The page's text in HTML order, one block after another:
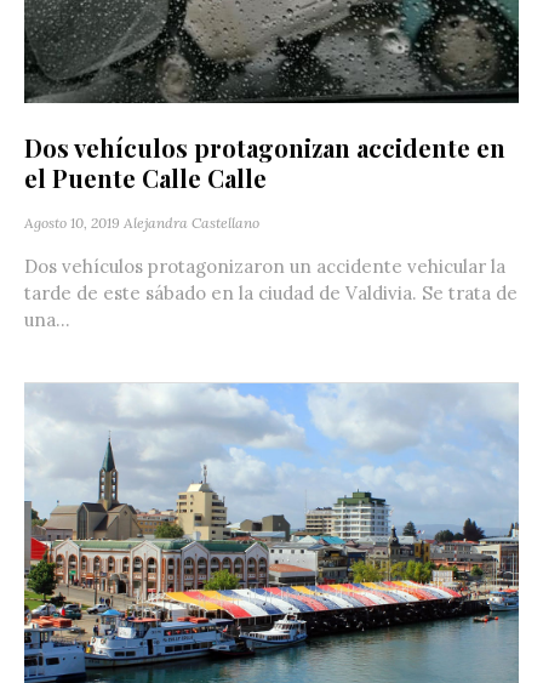
Dos vehículos protagonizan accidente en
el Puente Calle Calle
Agosto 10, 2019 Alejandra Castellano
Dos vehículos protagonizaron un accidente vehicular la
tarde de este sábado en la ciudad de Valdivia. Se trata de
una...